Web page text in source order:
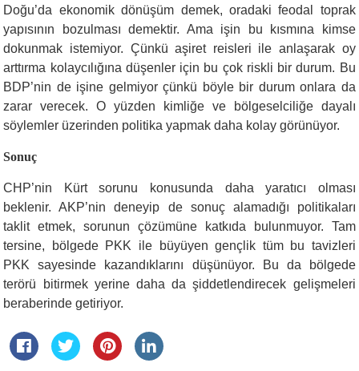
Doğu’da ekonomik dönüşüm demek, oradaki feodal toprak
yapısının bozulması demektir. Ama işin bu kısmına kimse
dokunmak istemiyor. Çünkü aşiret reisleri ile anlaşarak oy
arttırma kolaycılığına düşenler için bu çok riskli bir durum. Bu
BDP’nin de işine gelmiyor çünkü böyle bir durum onlara da
zarar verecek. O yüzden kimliğe ve bölgeselciliğe dayalı
söylemler üzerinden politika yapmak daha kolay görünüyor.
Sonuç
CHP’nin Kürt sorunu konusunda daha yaratıcı olması
beklenir. AKP’nin deneyip de sonuç alamadığı politikaları
taklit etmek, sorunun çözümüne katkıda bulunmuyor. Tam
tersine, bölgede PKK ile büyüyen gençlik tüm bu tavizleri
PKK sayesinde kazandıklarını düşünüyor. Bu da bölgede
terörü bitirmek yerine daha da şiddetlendirecek gelişmeleri
beraberinde getiriyor.